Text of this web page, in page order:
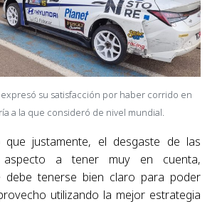
su satisfacción por haber corrido en
a la que consideró de nivel mundial.
que justamente, el desgaste de las
a tener muy en cuenta,
debe tenerse bien claro para poder
utilizando la mejor estrategia